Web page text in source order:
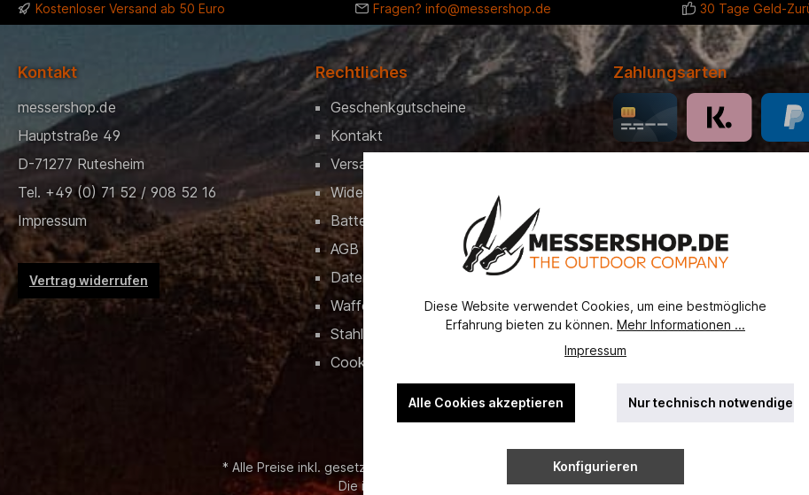
Kostenloser Versand ab 50 Euro Fragen?info@messershop.de 30 Tage Geld-
Kontakt
messershop.de
Hauptstraße 49
D-71277 Rutesheim
Tel. +49 (0) 71 52 / 908 52 16
Impressum
Vertrag widerrufen
Rechtliches
Geschenkgutscheine
Kontakt
Versand & Bezahlung
Widerrufsrecht
Batterieverordnung
AGB
Datenschutz
Waffenrecht
Stahlschlüssel
Cookies
Zahlungsarten
* Alle Preise inkl. gesetzl. Mehrwertsteuer zzgl. Versandkostenund ggf. Nachnahmegebühren,
Die im Shop erwähnten Namen, Bilder und Logos sind Eigentum der jeweiligen
Diese Website verwendet Cookies, um eine bestmögliche
Erfahrung bieten zu können. Mehr Informationen ...
Impressum
Alle Cookies akzeptieren Nur technisch notwendige
Konfigurieren